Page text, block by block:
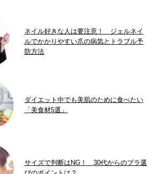
ネイル好きな人は要注意！ ジェルネイ
ルでかかりやすい爪の病気とトラブル予
防方法
ダイエット中でも美肌のために食べたい
「美食材5選」
サイズで判断はNG！ 30代からのブラ選